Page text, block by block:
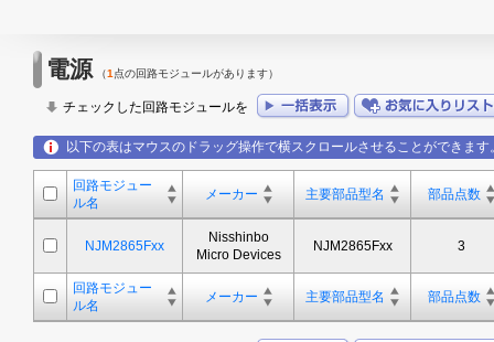
アンプ
スイッチ/マルチプレクサ
データコンバータ
その他
電源（1点の回路モジュールがあります）
チェックした回路モジュールを
以下の表はマウスのドラッグ操作で横スクロールさせることができます
回路モジュー
ル名
メーカー 主要部品型名 部品点数
NJM2865Fxx
Nisshinbo
Micro Devices
NJM2865Fxx 3
回路モジュー
ル名
メーカー 主要部品型名 部品点数